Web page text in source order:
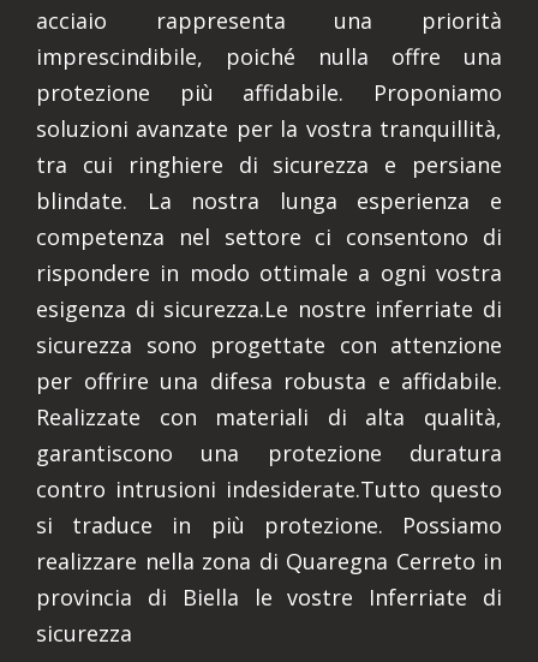
acciaio rappresenta una priorità
imprescindibile, poiché nulla offre una
protezione più affidabile. Proponiamo
soluzioni avanzate per la vostra tranquillità,
tra cui ringhiere di sicurezza e persiane
blindate. La nostra lunga esperienza e
competenza nel settore ci consentono di
rispondere in modo ottimale a ogni vostra
esigenza di sicurezza.Le nostre inferriate di
sicurezza sono progettate con attenzione
per offrire una difesa robusta e affidabile.
Realizzate con materiali di alta qualità,
garantiscono una protezione duratura
contro intrusioni indesiderate.Tutto questo
si traduce in più protezione. Possiamo
realizzare nella zona di Quaregna Cerreto in
provincia di Biella le vostre Inferriate di
sicurezza